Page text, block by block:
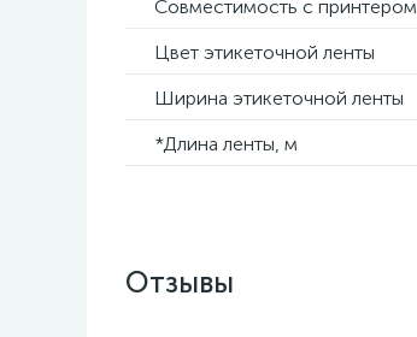
Совместимость с принтером
Цвет этикеточной ленты
Ширина этикеточной ленты
*Длина ленты, м
Отзывы